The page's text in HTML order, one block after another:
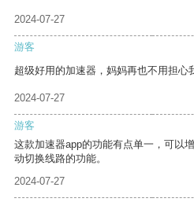
2024-07-27
游客
超级好用的加速器，妈妈再也不用担心
2024-07-27
游客
这款加速器app的功能有点单一，可以
动切换线路的功能。
2024-07-27